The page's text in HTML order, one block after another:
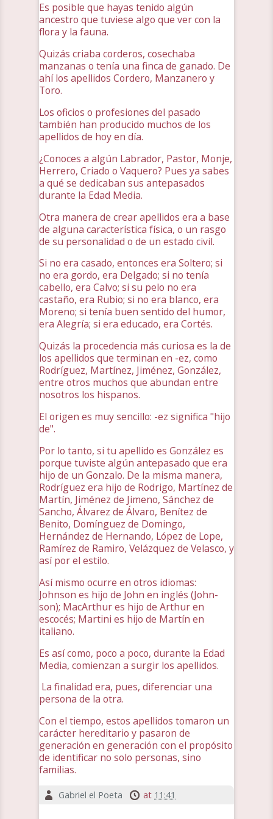
Es posible que hayas tenido algún
ancestro que tuviese algo que ver con la
flora y la fauna.
Quizás criaba corderos, cosechaba
manzanas o tenía una finca de ganado. De
ahí los apellidos Cordero, Manzanero y
Toro.
Los oficios o profesiones del pasado
también han producido muchos de los
apellidos de hoy en día.
¿Conoces a algún Labrador, Pastor, Monje,
Herrero, Criado o Vaquero? Pues ya sabes
a qué se dedicaban sus antepasados
durante la Edad Media.
Otra manera de crear apellidos era a base
de alguna característica física, o un rasgo
de su personalidad o de un estado civil.
Si no era casado, entonces era Soltero; si
no era gordo, era Delgado; si no tenía
cabello, era Calvo; si su pelo no era
castaño, era Rubio; si no era blanco, era
Moreno; si tenía buen sentido del humor,
era Alegría; si era educado, era Cortés.
Quizás la procedencia más curiosa es la de
los apellidos que terminan en -ez, como
Rodríguez, Martínez, Jiménez, González,
entre otros muchos que abundan entre
nosotros los hispanos.
El origen es muy sencillo: -ez significa "hijo
de".
Por lo tanto, si tu apellido es González es
porque tuviste algún antepasado que era
hijo de un Gonzalo. De la misma manera,
Rodríguez era hijo de Rodrigo, Martínez de
Martín, Jiménez de Jimeno, Sánchez de
Sancho, Álvarez de Álvaro, Benítez de
Benito, Domínguez de Domingo,
Hernández de Hernando, López de Lope,
Ramírez de Ramiro, Velázquez de Velasco, y
así por el estilo.
Así mismo ocurre en otros idiomas:
Johnson es hijo de John en inglés (John-
son); MacArthur es hijo de Arthur en
escocés; Martini es hijo de Martín en
italiano.
Es así como, poco a poco, durante la Edad
Media, comienzan a surgir los apellidos.
La finalidad era, pues, diferenciar una
persona de la otra.
Con el tiempo, estos apellidos tomaron un
carácter hereditario y pasaron de
generación en generación con el propósito
de identificar no solo personas, sino
familias.
Gabriel el Poeta at 11:41